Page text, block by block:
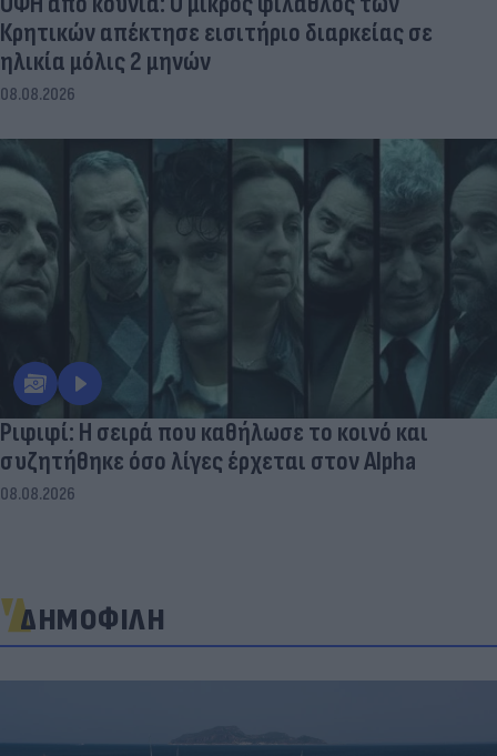
Κρητικών απέκτησε εισιτήριο διαρκείας σε
ηλικία μόλις 2 μηνών
08.08.2026
Ριφιφί: Η σειρά που καθήλωσε το κοινό και
συζητήθηκε όσο λίγες έρχεται στον Alpha
08.08.2026
ΔΗΜΟΦΙΛΗ